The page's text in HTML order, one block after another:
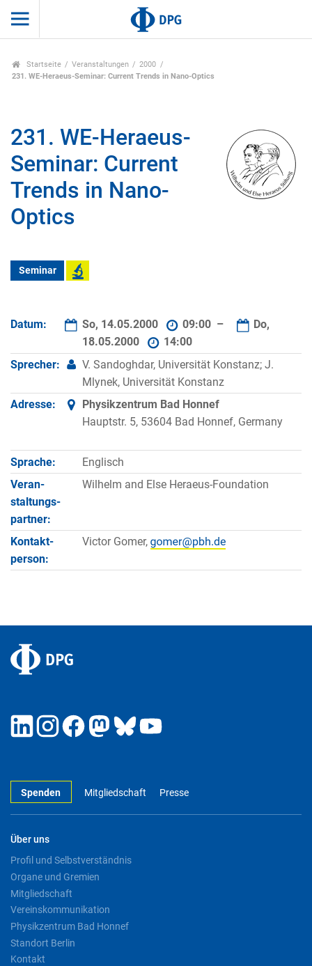
Startseite Veranstaltungen
2000
231. WE-Heraeus-Seminar: Current Trends in Nano-Optics
231. WE-Heraeus-
Seminar: Current
Trends in Nano-
Optics
Seminar
Datum: So, 14.05.2000 09:00 –
Do,
18.05.2000
14:00
Sprecher:
V. Sandoghdar, Universität Konstanz; J.
Mlynek, Universität Konstanz
Adresse:
Physikzentrum Bad Honnef
Hauptstr. 5, 53604 Bad Honnef, Germany
Sprache:
Englisch
Veran­
staltungs­
partner:
Wilhelm and Else Heraeus-Foundation
Kontakt­
person:
Victor Gomer,
Spenden Mitgliedschaft Presse
Über uns
Profil und Selbstverständnis
Organe und Gremien
Mitgliedschaft
Vereinskommunikation
Physikzentrum Bad Honnef
Standort Berlin
Kontakt